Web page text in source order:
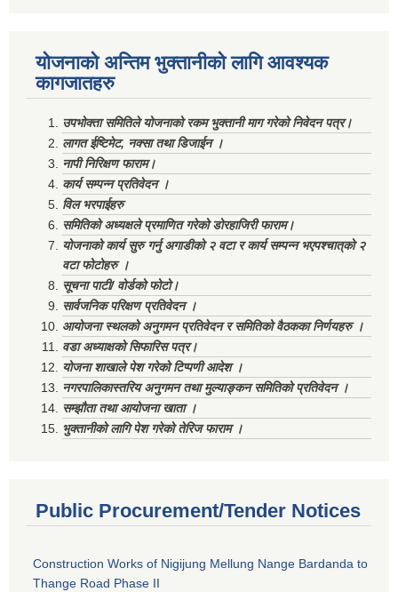
योजनाको अन्तिम भुक्तानीको लागि आवश्यक
कागजातहरु
उपभोक्ता समितिले योजनाको रकम भुक्तानी माग गरेको निवेदन पत्र।
लागत ईष्टिमेट, नक्सा तथा डिजाईन ।
नापी निरिक्षण फाराम।
कार्य सम्पन्न प्रतिवेदन ।
विल भरपाईहरु
समितिको अध्यक्षले प्रमाणित गरेको डोरहाजिरी फाराम।
योजनाको कार्य सुरु गर्नु अगाडीको २ वटा र कार्य सम्पन्न भएपश्चात्‌को २
वटा फोटोहरु ।
सूचना पाटी/ वोर्डको फोटो।
सार्वजनिक परिक्षण प्रतिवेदन ।
आयोजना स्थलको अनुगमन प्रतिवेदन र समितिको वैठकका निर्णयहरु ।
वडा अध्याक्षको सिफारिस पत्र।
योजना शाखाले पेश गरेको टिप्पणी आदेश ।
नगरपालिकास्तरिय अनुगमन तथा मुल्याङ्कन समितिको प्रतिवेदन ।
सम्झौता तथा आयोजना खाता ।
भुक्तानीको लागि पेश गरेको तेरिज फाराम ।
Public Procurement/Tender Notices
Construction Works of Nigijung Mellung Nange Bardanda to
Thange Road Phase II